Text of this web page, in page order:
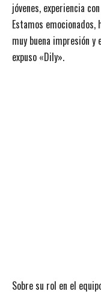
jóvenes, experiencia
Estamos
muy buena impresión y
expuso «Dily».
Sobre su rol en el